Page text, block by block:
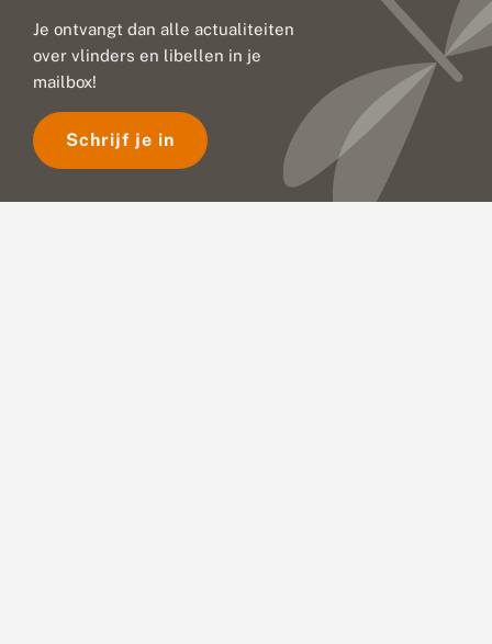
Je ontvangt dan alle actualiteiten
over vlinders en libellen in je
mailbox!
Schrijf je in